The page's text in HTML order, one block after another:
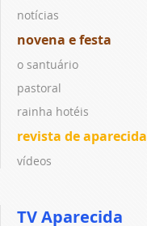
notícias
novena e festa
o santuário
pastoral
rainha hotéis
revista de aparecida
vídeos
TV Aparecida